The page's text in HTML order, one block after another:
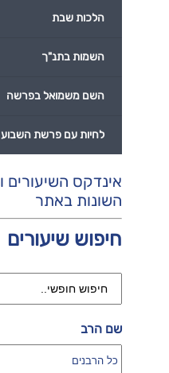
אינדקס השיעורים
השונות באתר
חיפוש שיעורים
שם הרב
הלכות שבת
השמות בתנ"ך
השם משמואל בפרשה
לחיות עם פרשת השבוע